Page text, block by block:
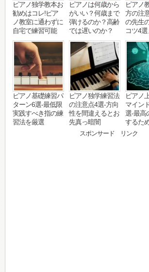
ピアノ独学教本お
勧めはコレ!ピア
ノ教室に通わずに
自宅で練習可能
ピアノは何歳から
がいい？何歳まで
弾けるのか？高齢
では遅いのか？
ピアノ
方の注
の先生
コツ4
ピアノ基礎練習パ
ターン6選-最低限
実践すべき指の練
習法を厳選
ピアノ独学練習法
の注意点4選-方向
性を間違えるとお
先真っ暗闇
ピアノ
マイン
選-最高
するた
スポンサード リンク